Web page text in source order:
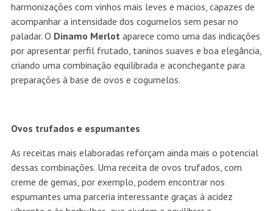
harmonizações com vinhos mais leves e macios, capazes de
acompanhar a intensidade dos cogumelos sem pesar no
paladar. O Dinamo Merlotaparece como uma das indicações
por apresentar perfil frutado, taninos suaves e boa elegância,
criando uma combinação equilibrada e aconchegante para
preparações à base de ovos e cogumelos.
Ovos trufados e espumantes
As receitas mais elaboradas reforçam ainda mais o potencial
dessas combinações. Uma receita de ovos trufados, com
creme de gemas, por exemplo, podem encontrar nos
espumantes uma parceria interessante graças à acidez